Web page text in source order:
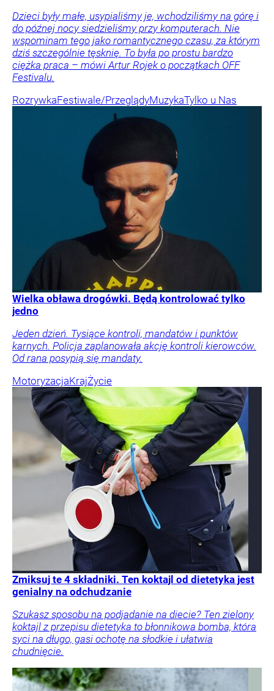
Dzieci były małe, usypialiśmy je, wchodziliśmy na górę i
do późnej nocy siedzieliśmy przy komputerach. Nie
wspominam tego jako romantycznego czasu, za którym
dziś szczególnie tęsknię. To była po prostu bardzo
ciężka praca – mówi Artur Rojek o początkach OFF
Festivalu.
RozrywkaFestiwale/PrzeglądyMuzykaTylko u Nas
Wielka obława drogówki. Będą kontrolować tylko
jedno
Jeden dzień. Tysiące kontroli, mandatów i punktów
karnych. Policja zaplanowała akcję kontroli kierowców.
Od rana posypią się mandaty.
MotoryzacjaKrajŻycie
Zmiksuj te 4 składniki. Ten koktajl od dietetyka jest
genialny na odchudzanie
Szukasz sposobu na podjadanie na diecie? Ten zielony
koktajl z przepisu dietetyka to błonnikowa bomba, która
syci na długo, gasi ochotę na słodkie i ułatwia
chudnięcie.